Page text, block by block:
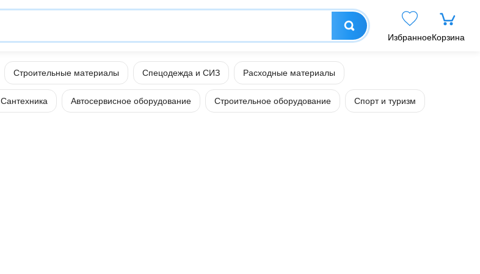
ИзбранноеКорзина
Строительные материалы Спецодежда и СИЗ Расходные материалы
Сантехника Автосервисное оборудование Строительное оборудование Спорт и туризм